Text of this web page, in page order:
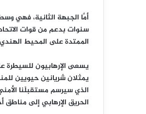
أمَّا الجبهة الثانية، فهي
سنوات بدعم من قوات
الممتدة على المحيط
يسعى الإرهابيون للسيطرة
يمثلان شريانين حيويين
الذي سيرسم مستقبلَنا
الحريق الإرهابي إلى مناطق